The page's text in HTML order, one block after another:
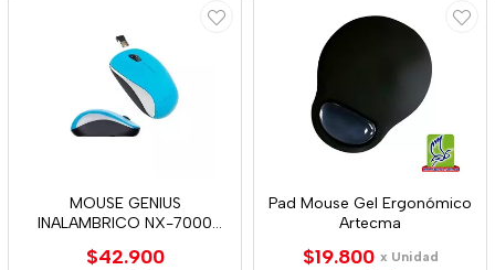
MOUSE GENIUS
INALAMBRICO NX-7000
$42.900
Pad Mouse Gel Ergonómico
Artecma
$19.800 x Unidad